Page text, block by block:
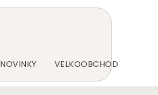
NOVINKY VELKOOBCHOD